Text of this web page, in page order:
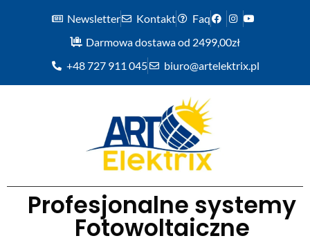
Newsletter Kontakt
Faq
Darmowa dostawa od 2499,00zł
+48 727 911 045
biuro@artelektrix.pl
Profesjonalne systemy
Fotowoltaiczne